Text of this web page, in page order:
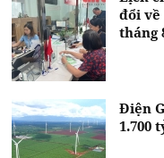
đổi
tháng
Điện
1.700